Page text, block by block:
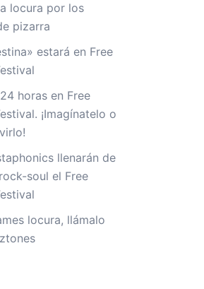
locura por los
pizarra
estará en Free
horas en Free
¡Imagínatelo o
llenarán de
soul el Free
locura, llámalo